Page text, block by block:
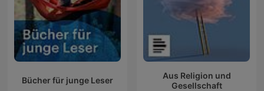
Bücher für junge Leser
Aus Religion und
Gesellschaft